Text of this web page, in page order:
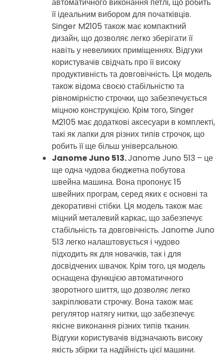
її ідеальним вибором для початківців.
Singer M2105 також має компактний
дизайн, що дозволяє легко зберігати її
навіть у невеликих приміщеннях. Відгуки
користувачів свідчать про її високу
продуктивність та довговічність. Ця модель
також відома своєю стабільністю та
рівномірністю строчки, що забезпечується
міцною конструкцією. Крім того, Singer
M2105 має додаткові аксесуари в комплекті,
такі як лапки для різних типів строчок, що
робить її ще більш універсальною.
Janome Juno 513.Janome Juno 513 – це
ще одна чудова бюджетна побутова
швейна машина. Вона пропонує 15
швейних програм, серед яких є основні та
декоративні стібки. Ця модель також має
міцний металевий каркас, що забезпечує
стабільність та довговічність. Janome Juno
513 легко налаштовується і чудово
підходить як для новачків, так і для
досвідчених швачок. Крім того, ця модель
оснащена функцією автоматичного
зворотного шиття, що дозволяє легко
закріплювати строчку. Вона також має
регулятор натягу нитки, що забезпечує
якісне виконання різних типів тканин.
Відгуки користувачів відзначають високу
якість збірки та надійність цієї машини.